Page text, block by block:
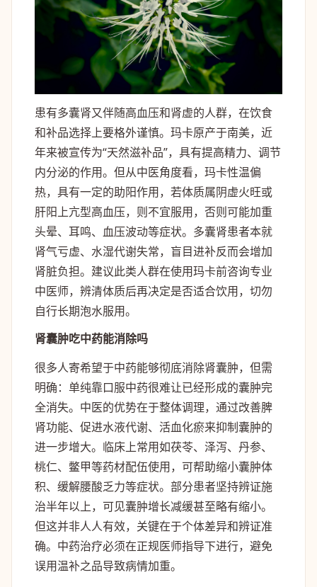
患有多囊肾又伴随高血压和肾虚的人群，在饮食
和补品选择上要格外谨慎。玛卡原产于南美，近
年来被宣传为“天然滋补品”，具有提高精力、调节
内分泌的作用。但从中医角度看，玛卡性温偏
热，具有一定的助阳作用，若体质属阴虚火旺或
肝阳上亢型高血压，则不宜服用，否则可能加重
头晕、耳鸣、血压波动等症状。多囊肾患者本就
肾气亏虚、水湿代谢失常，盲目进补反而会增加
肾脏负担。建议此类人群在使用玛卡前咨询专业
中医师，辨清体质后再决定是否适合饮用，切勿
自行长期泡水服用。
肾囊肿吃中药能消除吗
很多人寄希望于中药能够彻底消除肾囊肿，但需
明确：单纯靠口服中药很难让已经形成的囊肿完
全消失。中医的优势在于整体调理，通过改善脾
肾功能、促进水液代谢、活血化瘀来抑制囊肿的
进一步增大。临床上常用如茯苓、泽泻、丹参、
桃仁、鳖甲等药材配伍使用，可帮助缩小囊肿体
积、缓解腰酸乏力等症状。部分患者坚持辨证施
治半年以上，可见囊肿增长减缓甚至略有缩小。
但这并非人人有效，关键在于个体差异和辨证准
确。中药治疗必须在正规医师指导下进行，避免
误用温补之品导致病情加重。